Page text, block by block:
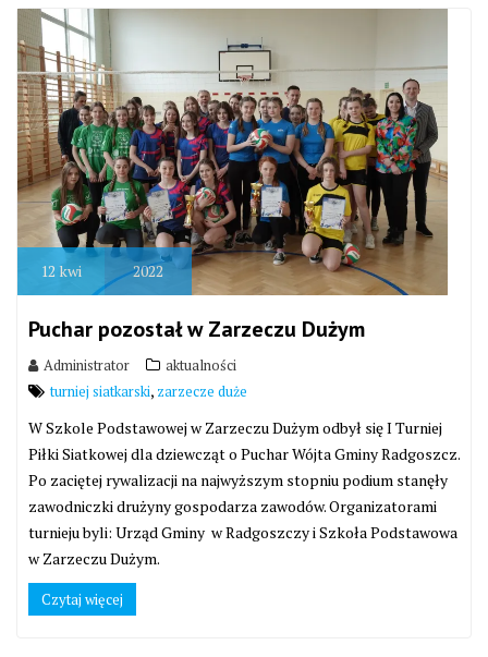
12 kwi 2022
Puchar pozostał w Zarzeczu Dużym
Administrator
aktualności
turniej siatkarski, zarzecze duże
W Szkole Podstawowej w Zarzeczu Dużym odbył się I Turniej
Piłki Siatkowej dla dziewcząt o Puchar Wójta Gminy Radgoszcz.
Po zaciętej rywalizacji na najwyższym stopniu podium stanęły
zawodniczki drużyny gospodarza zawodów. Organizatorami
turnieju byli: Urząd Gminy w Radgoszczy i Szkoła Podstawowa
w Zarzeczu Dużym.
Czytaj więcej